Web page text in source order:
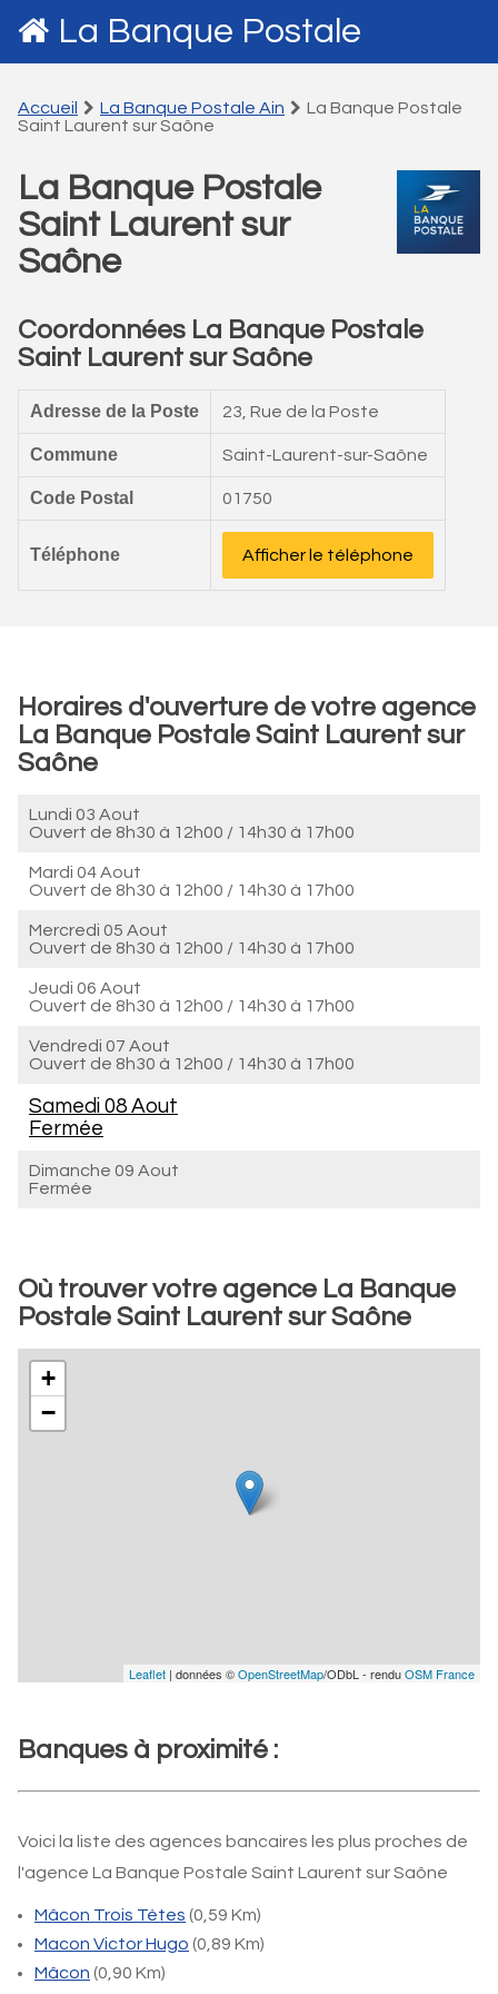
La Banque Postale
Accueil La Banque Postale Ain
La Banque Postale
Saint Laurent sur Saône
La Banque Postale
Saint Laurent sur
Saône
Coordonnées La Banque Postale
Saint Laurent sur Saône
Adresse de la Poste 23, Rue de la Poste
Commune Saint-Laurent-sur-Saône
Code Postal 01750
Téléphone Afficher le téléphone
Horaires d'ouverture de votre agence
La Banque Postale Saint Laurent sur
Saône
Lundi 03 Aout
Ouvert de 8h30 à 12h00 / 14h30 à 17h00
Mardi 04 Aout
Ouvert de 8h30 à 12h00 / 14h30 à 17h00
Mercredi 05 Aout
Ouvert de 8h30 à 12h00 / 14h30 à 17h00
Jeudi 06 Aout
Ouvert de 8h30 à 12h00 / 14h30 à 17h00
Vendredi 07 Aout
Ouvert de 8h30 à 12h00 / 14h30 à 17h00
Samedi 08 Aout
Fermée
Dimanche 09 Aout
Fermée
Où trouver votre agence La Banque
Postale Saint Laurent sur Saône
+
−
Leaflet | données ©OpenStreetMap/ODbL - renduOSM France
Banques à proximité :
Voici la liste des agences bancaires les plus proches de
l'agence La Banque Postale Saint Laurent sur Saône
Mâcon Trois Tètes (0,59 Km)
Macon Victor Hugo (0,89 Km)
Mâcon (0,90 Km)